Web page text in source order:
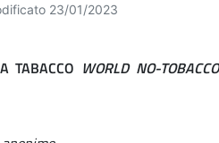
23/01/2023
TABACCO WORLD NO-TOBACCO